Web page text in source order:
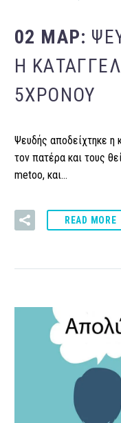
02 ΜΑΡ:
Η
5ΧΡΟΝΟΥ
Ψευδής αποδείχτηκε η
τον πατέρα και τους
metoo, και…
READ MORE